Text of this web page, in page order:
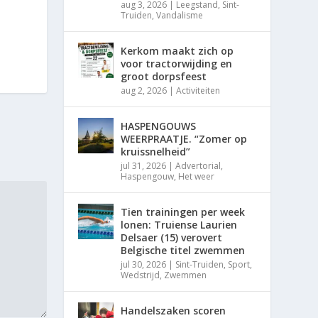
aug 3, 2026 | Leegstand, Sint-
Truiden,Vandalisme
Kerkom maakt zich op
voor tractorwijding en
groot dorpsfeest
aug 2, 2026 |Activiteiten
HASPENGOUWS
WEERPRAATJE. “Zomer op
kruissnelheid”
jul 31, 2026 |Advertorial,
Haspengouw, Het weer
Tien trainingen per week
lonen: Truiense Laurien
Delsaer (15) verovert
Belgische titel zwemmen
jul 30, 2026 | Sint-Truiden, Sport,
Wedstrijd, Zwemmen
Handelszaken scoren